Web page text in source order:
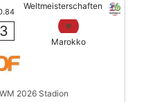
Weltmeisterschaften
3
Marokko
2026 Stadion